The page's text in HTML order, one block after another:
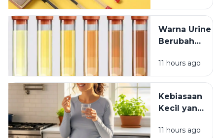
Pulpen
Warna Urine
Berubah
Minum
Vitamin? Ini
Penjelasannya
11 hours ago
Kebiasaan
Kecil yang
Vitamin
11 hours ago